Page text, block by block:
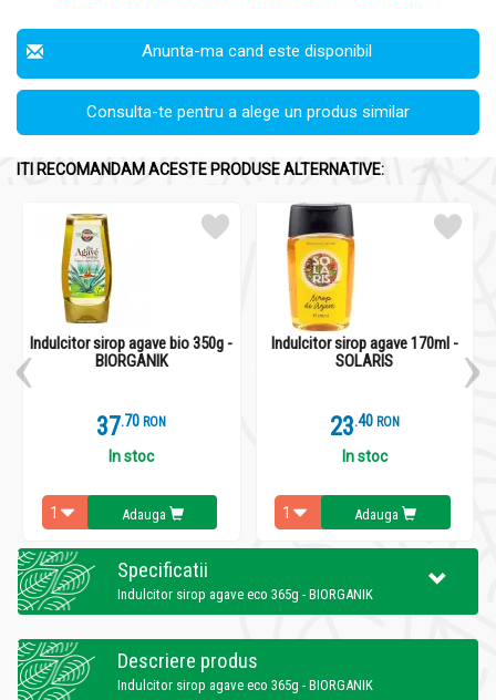
Anunta-ma cand este disponibil
Consulta-te pentru a alege un produs similar
ITI RECOMANDAM ACESTE PRODUSE ALTERNATIVE:
Indulcitor sirop agave bio 350g -
BIORGANIK
37.7 RON
In stoc
Adauga
Indulcitor sirop agave 170ml -
SOLARIS
23.4 RON
In stoc
Adauga
Specificatii
Indulcitor sirop agave eco 365g - BIORGANIK
Descriere produs
Indulcitor sirop agave eco 365g - BIORGANIK